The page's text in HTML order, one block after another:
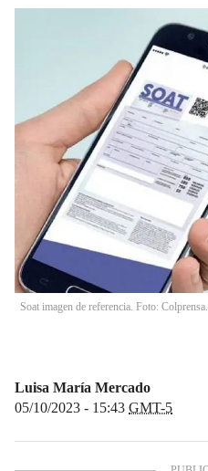
Soat imagen de referencia. Foto: Colprensa.
Luisa María Mercado
05/10/2023 - 15:43 GMT-5